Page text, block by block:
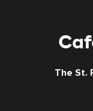
The St.